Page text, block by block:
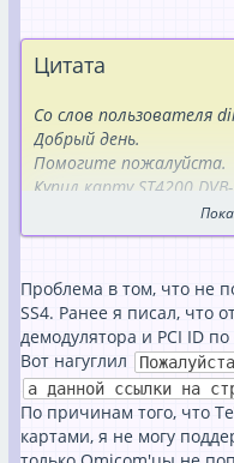
Цитата
Со слов пользователя
Добрый день.
Помогите пожалуйста.
Купил карту ST4200
я для просмотра
взял материнку на AMD
На форуме нашел
Пожалуйста
ссылки на страницу.
Все устанавливал на
amd64.iso
После нескольких дней
(спасибо огромное
время и нервы =) )
Проблема в том, что не
SS4. Ранее я писал, что
демодулятора и PCI ID
Вот нагуглил
а данной ссылки на
По причинам того, что
картами, я не могу